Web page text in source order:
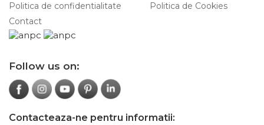
Politica de confidentialitate
Politica de Cookies
Contact
Follow us on:
Contacteaza-ne pentru informatii: